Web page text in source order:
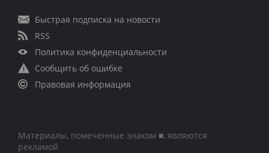
Быстрая подписка на новости
RSS
Политика конфиденциальности
Сообщить об ошибке
Правовая информация
Материалы, помеченные знаком ■, являются
рекламой